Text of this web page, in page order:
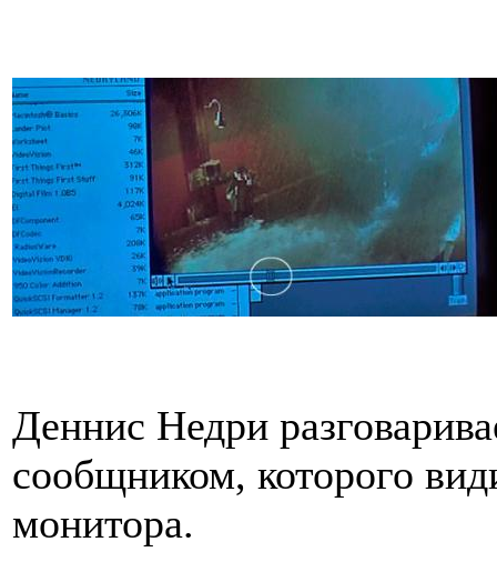
Деннис Недри
сообщником, которого
монитора.